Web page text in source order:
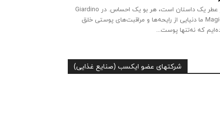
هر عطر یک داستان است، هر بو یک احساس. در Giardino
Magico ما دنیایی از رایحه‌ها و مراقبت‌های پوستی خلق
که نه‌تنها پوست...
شرکتهای عضو ایکسب (صنایع غذایی)